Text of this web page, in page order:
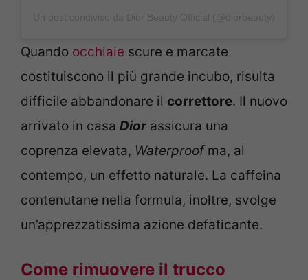
Quando occhiaie scure e marcate
costituiscono il più grande incubo, risulta
difficile abbandonare il correttore. Il nuovo
arrivato in casa Dior assicura una
coprenza elevata, Waterproofma, al
contempo, un effetto naturale. La caffeina
contenutane nella formula, inoltre, svolge
un’apprezzatissima azione defaticante.
Come rimuovere il trucco